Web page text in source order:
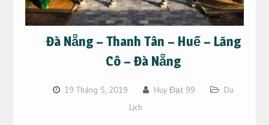
Đà Nẵng – Thanh Tân – Huế – Lăng
Cô – Đà Nẵng
19 Tháng 5, 2019 Huy Đạt 99
Du
Lịch